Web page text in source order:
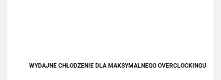
WYDAJNE CHŁODZENIE DLA MAKSYMALNEGO OVERCLOCKINGU